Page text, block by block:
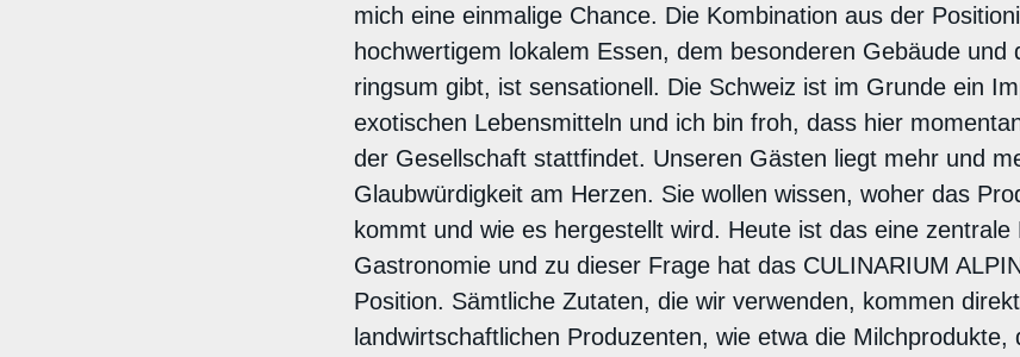
mich eine einmalige Chance. Die Kombination aus der
hochwertigem lokalem Essen, dem besonderen Gebäude und
ringsum gibt, ist sensationell. Die Schweiz ist im Grunde ein
exotischen Lebensmitteln und ich bin froh, dass hier
der Gesellschaft stattfindet. Unseren Gästen liegt mehr und
Glaubwürdigkeit am Herzen. Sie wollen wissen, woher das
kommt und wie es hergestellt wird. Heute ist das eine zentrale
Gastronomie und zu dieser Frage hat das CULINARIUM
Position. Sämtliche Zutaten, die wir verwenden, kommen
landwirtschaftlichen Produzenten, wie etwa die Milchprodukte,